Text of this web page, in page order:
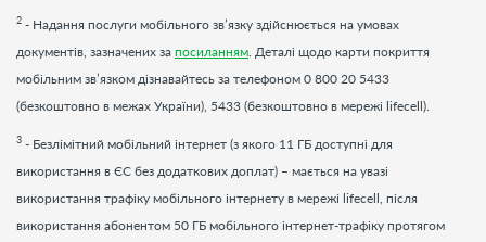
2 - Надання послуги мобільного зв’язку здійснюється на умовах
документів, зазначених за посиланням . Деталі щодо карти покриття
мобільним зв’язком дізнавайтесь за телефоном 0 800 20 5433
(безкоштовно в межах України), 5433 (безкоштовно в мережі lifecell).
3 - Безлімітний мобільний інтернет (з якого 11 ГБ доступні для
використання в ЄС без додаткових доплат) – мається на увазі
використання трафіку мобільного інтернету в мережі lifecell, після
використання абонентом 50 ГБ мобільного інтернет-трафіку протягом